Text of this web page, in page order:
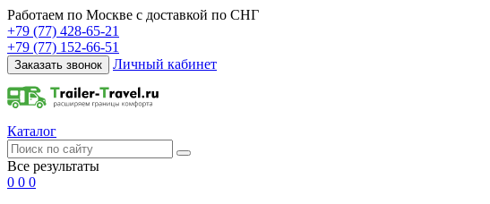
Работаем по Москве с доставкой по СНГ
+79 (77) 428-65-21
+79 (77) 152-66-51
Заказать звонок Личный кабинет
Каталог
Все результаты
0 0 0